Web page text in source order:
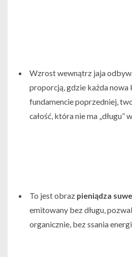
Wzrost wewnątrz jaja
proporcją, gdzie każda nowa
fundamencie poprzedniej,
całość, która nie ma „długu”
To jest obraz pieniądza
emitowany bez długu,
organicznie, bez ssania